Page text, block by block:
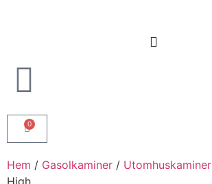
0
Hem / Gasolkaminer / Utomhuskaminer
High